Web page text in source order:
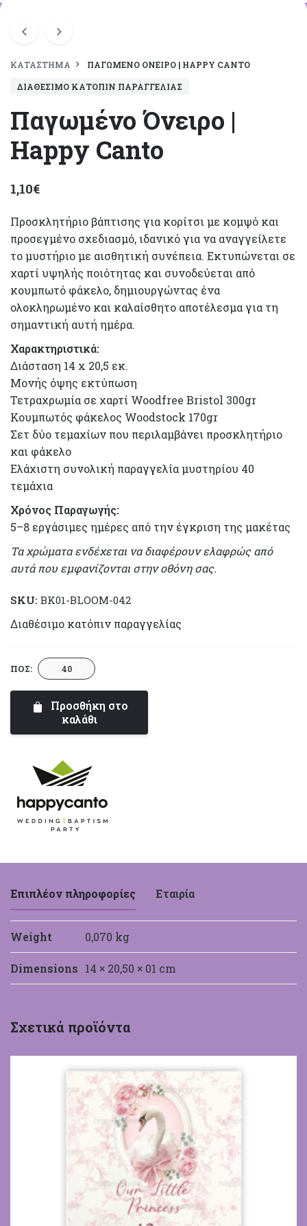
ΚΑΤΆΣΤΗΜΑ
ΠΑΓΩΜΈΝΟ ΌΝΕΙΡΟ | HAPPY CANTO
ΔΙΑΘΈΣΙΜΟ ΚΑΤΌΠΙΝ ΠΑΡΑΓΓΕΛΊΑΣ
Παγωμένο Όνειρο |
Happy Canto
1,10€
Προσκλητήριο βάπτισης για κορίτσι με κομψό και
προσεγμένο σχεδιασμό, ιδανικό για να αναγγείλετε
το μυστήριο με αισθητική συνέπεια. Εκτυπώνεται σε
χαρτί υψηλής ποιότητας και συνοδεύεται από
κουμπωτό φάκελο, δημιουργώντας ένα
ολοκληρωμένο και καλαίσθητο αποτέλεσμα για τη
σημαντική αυτή ημέρα.
Χαρακτηριστικά:
Διάσταση 14 x 20,5 εκ.
Μονής όψης εκτύπωση
Τετραχρωμία σε χαρτί Woodfree Bristol 300gr
Κουμπωτός φάκελος Woodstock 170gr
Σετ δύο τεμαχίων που περιλαμβάνει προσκλητήριο
και φάκελο
Ελάχιστη συνολική παραγγελία μυστηρίου 40
τεμάχια
Χρόνος Παραγωγής:
5–8 εργάσιμες ημέρες από την έγκριση της μακέτας
Τα χρώματα ενδέχεται να διαφέρουν ελαφρώς από
αυτά που εμφανίζονται στην οθόνη σας.
SKU: BK01-BLOOM-042
Διαθέσιμο κατόπιν παραγγελίας
ΠΟΣ: Παγωμένο
Όνειρο
|
Happy
Canto
Προσθήκη στο
καλάθι
Επιπλέον πληροφορίες Εταιρία
Weight 0,070 kg
Dimensions 14 × 20,50 × 01 cm
Σχετικά προϊόντα